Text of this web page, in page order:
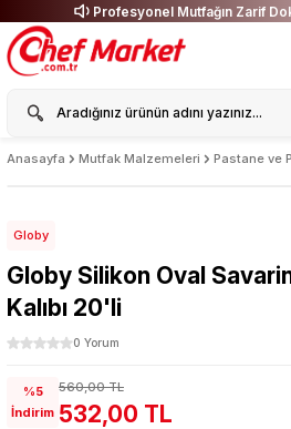
Profesyonel Mutfağın Zarif
Anasayfa Mutfak Malzemeleri Pastane ve
Globy
Globy Silikon Oval
Kalıbı 20'li
0 Yorum
%5
İndirim
560,00 TL
532,00 TL